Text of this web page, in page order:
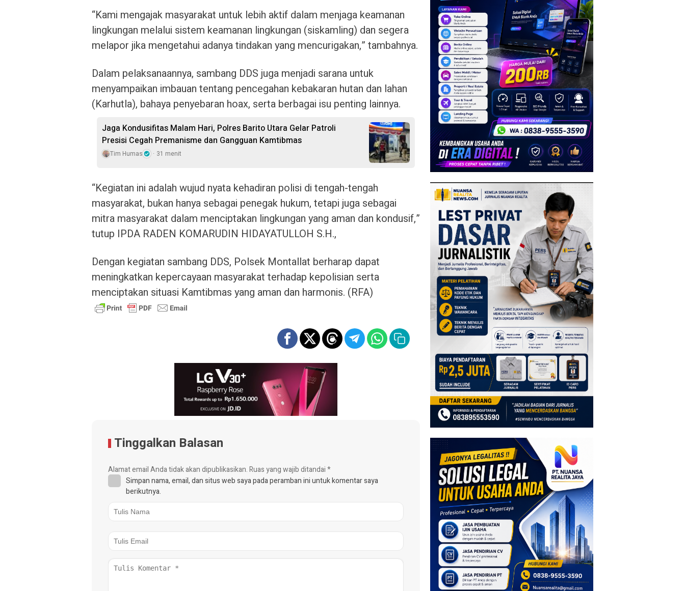
“Kami mengajak masyarakat untuk lebih aktif dalam menjaga keamanan
lingkungan melalui sistem keamanan lingkungan (siskamling) dan segera
melapor jika mengetahui adanya tindakan yang mencurigakan,” tambahnya.
Dalam pelaksanaannya, sambang DDS juga menjadi sarana untuk
menyampaikan imbauan tentang pencegahan kebakaran hutan dan lahan
(Karhutla), bahaya penyebaran hoax, serta berbagai isu penting lainnya.
Jaga Kondusifitas Malam Hari, Polres Barito Utara Gelar Patroli
Presisi Cegah Premanisme dan Gangguan Kamtibmas
Tim Humas 31 menit
“Kegiatan ini adalah wujud nyata kehadiran polisi di tengah-tengah
masyarakat, bukan hanya sebagai penegak hukum, tetapi juga sebagai
mitra masyarakat dalam menciptakan lingkungan yang aman dan kondusif,”
tutup IPDA RADEN KOMARUDIN HIDAYATULLOH S.H.,
Dengan kegiatan sambang DDS, Polsek Montallat berharap dapat
meningkatkan kepercayaan masyarakat terhadap kepolisian serta
menciptakan situasi Kamtibmas yang aman dan harmonis. (RFA)
Tinggalkan Balasan
Alamat email Anda tidak akan dipublikasikan.Ruas yang wajib ditandai*
Simpan nama, email, dan situs web saya pada peramban ini untuk komentar saya
berikutnya.